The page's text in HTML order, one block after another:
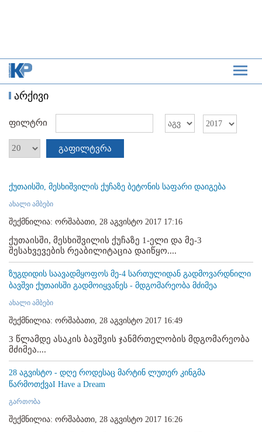
არქივი
ფილტრი
გაფილტვრა
ქუთაისში, მესხიშვილის ქუჩაზე ბეტონის საფარი დაიგება
ახალი ამბები
შექმნილია: ორშაბათი, 28 აგვისტო 2017 17:16
ქუთაისში, მესხიშვილის ქუჩაზე 1-ელი და მე-3
შესახვევების რეაბილიტაცია დაიწყო....
ზუგდიდის საავადმყოფოს მე-4 სართულიდან გადმოვარდნილი
ბავშვი ქუთაისში გადმოიყვანეს - მდგომარეობა მძიმეა
ახალი ამბები
შექმნილია: ორშაბათი, 28 აგვისტო 2017 16:49
3 წლამდე ასაკის ბავშვის ჯანმრთელობის მდგომარეობა
მძიმეა....
28 აგვისტო - დღე როდესაც მარტინ ლუთერ კინგმა
წარმოთქვაI Have a Dream
გართობა
შექმნილია: ორშაბათი, 28 აგვისტო 2017 16:26